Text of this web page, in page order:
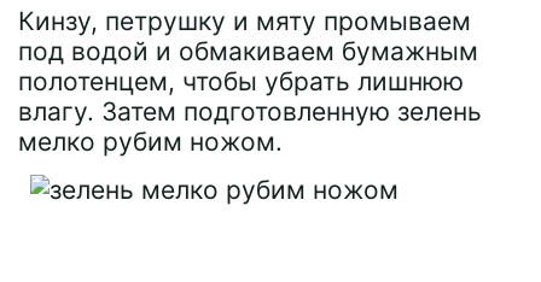
Кинзу, петрушку и мяту промываем
под водой и обмакиваем бумажным
полотенцем, чтобы убрать лишнюю
влагу. Затем подготовленную зелень
мелко рубим ножом.